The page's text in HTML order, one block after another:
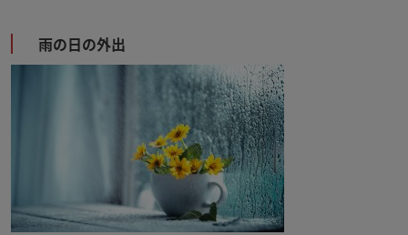
雨の日の外出